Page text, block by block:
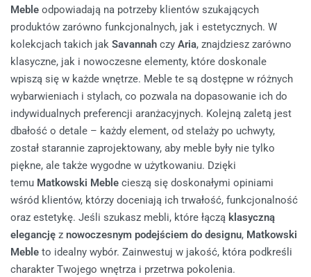
Meble odpowiadają na potrzeby klientów szukających
produktów zarówno funkcjonalnych, jak i estetycznych. W
kolekcjach takich jak Savannah czy Aria, znajdziesz zarówno
klasyczne, jak i nowoczesne elementy, które doskonale
wpiszą się w każde wnętrze. Meble te są dostępne w różnych
wybarwieniach i stylach, co pozwala na dopasowanie ich do
indywidualnych preferencji aranżacyjnych. Kolejną zaletą jest
dbałość o detale – każdy element, od stelaży po uchwyty,
został starannie zaprojektowany, aby meble były nie tylko
piękne, ale także wygodne w użytkowaniu. Dzięki
temu Matkowski Meble cieszą się doskonałymi opiniami
wśród klientów, którzy doceniają ich trwałość, funkcjonalność
oraz estetykę. Jeśli szukasz mebli, które łączą klasyczną
elegancję z nowoczesnym podejściem do designu, Matkowski
Meble to idealny wybór. Zainwestuj w jakość, która podkreśli
charakter Twojego wnętrza i przetrwa pokolenia.